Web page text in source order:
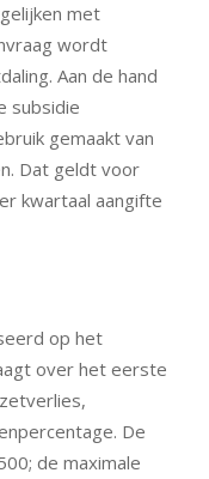
met
wordt
Aan de hand
subsidie
gemaakt van
Dat geldt voor
kwartaal aangifte
op het
over het eerste
De
de maximale